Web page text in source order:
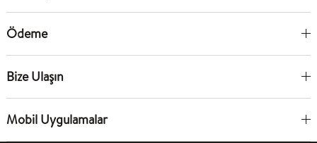
Ödeme
Bize Ulaşın
Mobil Uygulamalar